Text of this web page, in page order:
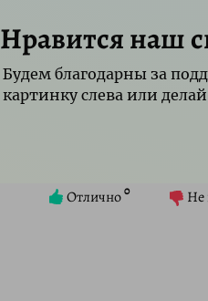
Нравится наш
Будем благодарны за
картинку слева или делай
Отлично0 Не